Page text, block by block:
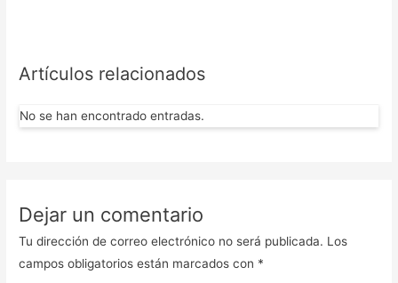
Artículos relacionados
No se han encontrado entradas.
Dejar un comentario
Tu dirección de correo electrónico no será publicada. Los
campos obligatorios están marcados con *